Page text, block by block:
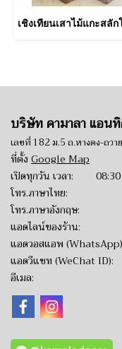
บริษัท คามาลา แอน
เลขที่ 182 ม.5 ถ.หางดง-ถวา
ที่ตั้ง Google Map
เปิดทุกวัน เวลา: 08:30
โทร.ภาษาไท
โทร.ภาษาอังกฤ
แอดไลน์ของร้า
แอดวอสแอพ
แอดวีแชท (WeChat
อีเมล